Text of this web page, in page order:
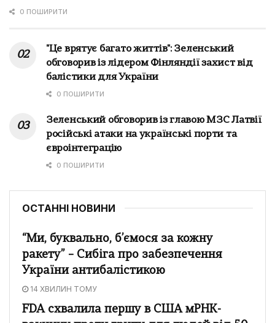
0 ПОШИРИТИ
"Це врятує багато життів": Зеленський
обговорив із лідером Фінляндії захист від
балістики для України
0 ПОШИРИТИ
Зеленський обговорив із главою МЗС Латвії
російські атаки на українські порти та
євроінтеграцію
0 ПОШИРИТИ
ОСТАННІ НОВИНИ
“Ми, буквально, б’ємося за кожну
ракету” – Сибіга про забезпечення
України антибалістикою
14 ХВИЛИН ТОМУ
FDA схвалила першу в США мРНК-